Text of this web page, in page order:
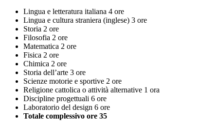
Lingua e letteratura italiana 4 ore
Lingua e cultura straniera (inglese) 3 ore
Storia 2 ore
Filosofia 2 ore
Matematica 2 ore
Fisica 2 ore
Chimica 2 ore
Storia dell’arte 3 ore
Scienze motorie e sportive 2 ore
Religione cattolica o attività alternative 1 ora
Discipline progettuali 6 ore
Laboratorio del design 6 ore
Totale complessivo ore 35